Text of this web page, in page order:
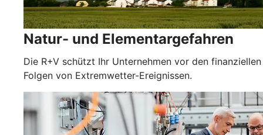
Natur- und Elementargefahren
Die R+V schützt Ihr Unternehmen vor den finanziellen
Folgen von Extremwetter-Ereignissen.